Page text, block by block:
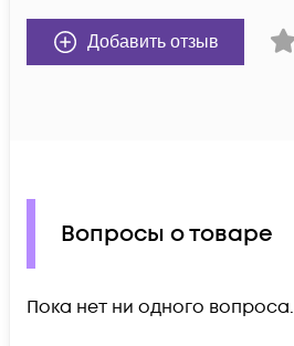
Добавить отзыв
Вопросы о товаре
Пока нет ни одного вопроса.